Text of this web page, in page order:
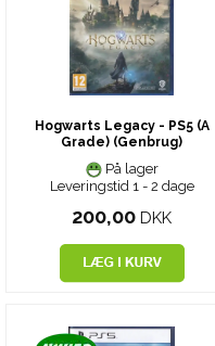
Hogwarts Legacy - PS5 (A
Grade) (Genbrug)
På lager
Leveringstid 1 - 2 dage
200,00 DKK